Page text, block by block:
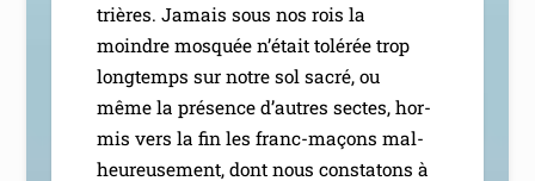
trières. Jamais sous nos rois la
moindre mos­quée n’é­tait tolé­rée trop
long­temps sur notre sol sacré, ou
même la pré­sence d’autres sectes, hor­
mis vers la fin les franc-maçons mal­
heu­reu­se­ment, dont nous consta­tons à